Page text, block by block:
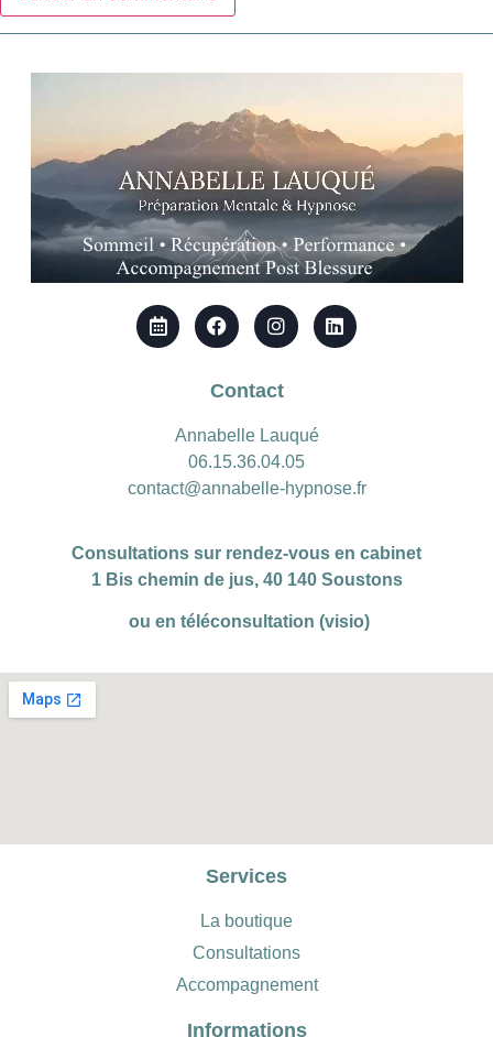
Contact
Annabelle Lauqué
06.15.36.04.05
contact@annabelle-hypnose.fr
Consultations sur rendez-vous en cabinet
1 Bis chemin de jus, 40 140 Soustons
ou en téléconsultation (visio)
Services
La boutique
Consultations
Accompagnement
Informations